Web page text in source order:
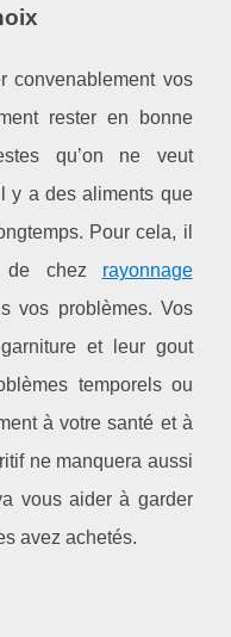
convenablement vos
rester en bonne
qu’on ne veut
y a des aliments que
Pour cela, il
de chez rayonnage
vos problèmes. Vos
et leur gout
temporels ou
à votre santé et à
ne manquera aussi
vous aider à garder
avez achetés.